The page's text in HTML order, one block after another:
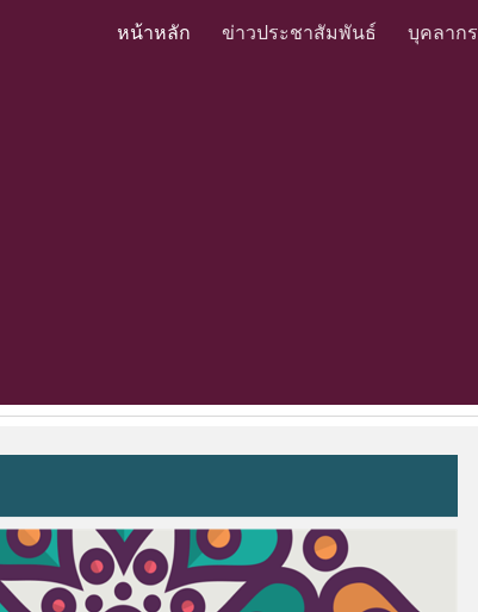
Skip to navigation
หน้าหลัก ข่าวประชาสัมพันธ์ บุคลากร